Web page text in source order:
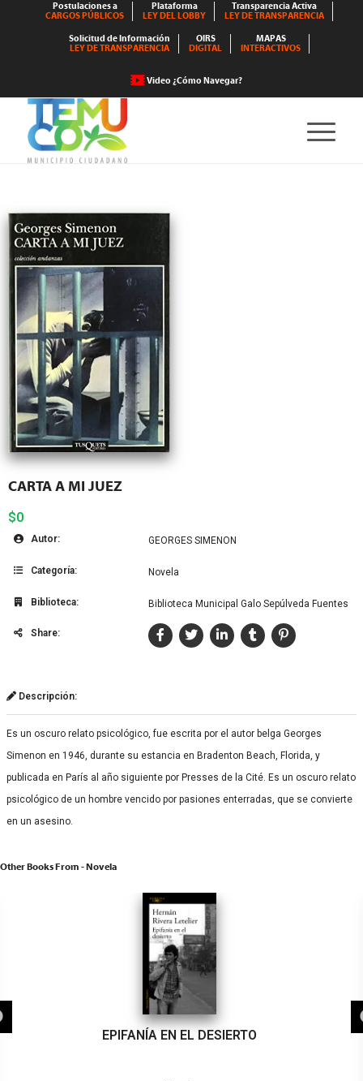
Postulaciones a
CARGOS PÚBLICOS
Plataforma
LEY DEL LOBBY
Transparencia Activa
LEY DE TRANSPARENCIA
Solicitud de Información
LEY DE TRANSPARENCIA
OIRS
DIGITAL
MAPAS
INTERACTIVOS
Video ¿Cómo Navegar?
CARTA A MI JUEZ
$0
Autor: GEORGES SIMENON
Categoría: Novela
Biblioteca: Biblioteca Municipal Galo Sepúlveda Fuentes
Share:
Descripción:
Es un oscuro relato psicológico, fue escrita por el autor belga Georges
Simenon en 1946, durante su estancia en Bradenton Beach, Florida, y
publicada en París al año siguiente por Presses de la Cité. Es un oscuro relato
psicológico de un hombre vencido por pasiones enterradas, que se convierte
en un asesino.
Other Books From - Novela
EPIFANÍA EN EL DESIERTO